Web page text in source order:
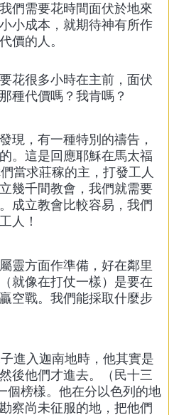
們需要花時間面伏於地來
小成本，就期待神有所作
價的人。
花很多小時在主前，面伏
種代價嗎？我肯嗎？
現，有一種特別的禱告，
。這是回應耶穌在馬太福
當求莊稼的主，打發工人
幾千間教會，我們就需要
成立教會比較容易，我們
人！
靈方面作準備，好在鄰里
就像在打仗一樣）是要在
空戰。我們能採取什麼步
進入迦南地時，他其實是
後他們才進去。（民十三
個榜樣。他在分以色列的地
察尚未征服的地，把他們